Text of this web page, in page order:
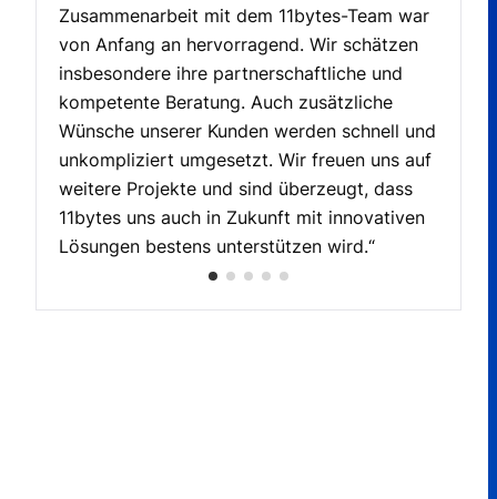
Zusammenarbeit mit dem 11bytes-Team war
von Anfang an hervorragend. Wir schätzen
insbesondere ihre partnerschaftliche und
kompetente Beratung. Auch zusätzliche
Wünsche unserer Kunden werden schnell und
unkompliziert umgesetzt. Wir freuen uns auf
weitere Projekte und sind überzeugt, dass
11bytes uns auch in Zukunft mit innovativen
Lösungen bestens unterstützen wird.“